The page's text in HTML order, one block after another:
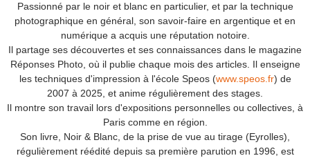
Passionné par le noir et blanc en particulier, et par la technique
photographique en général, son savoir-faire en argentique et en
numérique a acquis une réputation notoire.
Il partage ses découvertes et ses connaissances dans le magazine
Réponses Photo, où il publie chaque mois des articles. Il enseigne
les techniques d'impression à l'école Speos (www.speos.fr) de
2007 à 2025, et anime régulièrement des stages.
Il montre son travail lors d'expositions personnelles ou collectives, à
Paris comme en région.
Son livre, Noir & Blanc, de la prise de vue au tirage (Eyrolles),
régulièrement réédité depuis sa première parution en 1996, est